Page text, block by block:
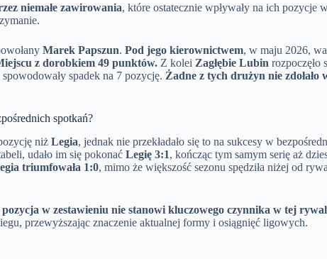
niemałe zawirowania, które ostatecznie wpływały na ich pozycje
Marek Papszun. Pod jego kierownictwem, w maju 2026,
z dorobkiem 49 punktów. Z kolei Zagłębie Lubin rozpoczęło
spadek na 7 pozycję. Żadne z tych drużyn nie
spotkań?
niż Legia, jednak nie przekładało się to na sukcesy w
udało im się pokonać Legię 3:1, kończąc tym samym serię aż
triumfowała 1:0, mimo że większość sezonu spędziła niżej od
pozycja w zestawieniu nie stanowi kluczowego czynnika w tej
przewyższając znaczenie aktualnej formy i osiągnięć ligowych.